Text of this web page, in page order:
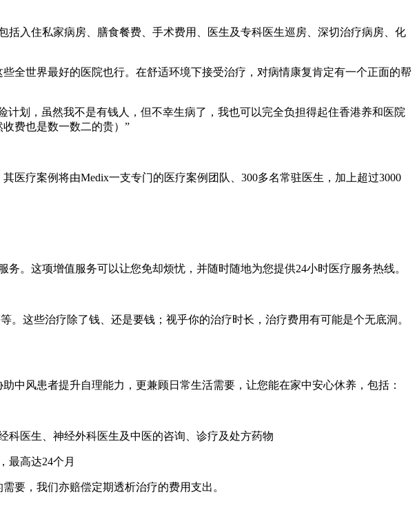
入住私家病房、膳食餐费、手术费用、医生及专科医生巡房、深切治疗病房、化
全世界最好的医院也行。在舒适环境下接受治疗，对病情康复肯定有一个正面的帮
划，虽然我不是有钱人，但不幸生病了，我也可以完全负担得起住香港养和医院
费也是数一数二的贵）”
疗案例将由Medix一支专门的医疗案例团队、300多名常驻医生，加上超过3000
。这项增值服务可以让您免却烦忧，并随时随地为您提供24小时医疗服务热线。
这些治疗除了钱、还是要钱；视乎你的治疗时长，治疗费用有可能是个无底洞。
中风患者提升自理能力，更兼顾日常生活需要，让您能在家中安心休养，包括：
科医生、神经外科医生及中医的咨询、诊疗及处方药物
最高达24个月
要，我们亦赔偿定期透析治疗的费用支出。